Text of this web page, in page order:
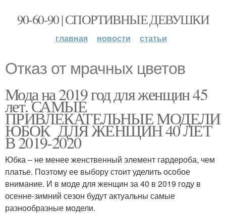
90-60-90 | СПОРТИВНЫЕ ДЕВУШКИ
главная новости статьи
Отказ от мрачных цветов
Мода на 2019 год для женщин 45
лет. САМЫЕ
ПРИВЛЕКАТЕЛЬНЫЕ МОДЕЛИ
ЮБОК ДЛЯ ЖЕНЩИН 40 ЛЕТ
В 2019-2020
Юбка – не менее женственный элемент гардероба, чем
платье. Поэтому ее выбору стоит уделить особое
внимание. И в моде для женщин за 40 в 2019 году в
осенне-зимний сезон будут актуальны самые
разнообразные модели.